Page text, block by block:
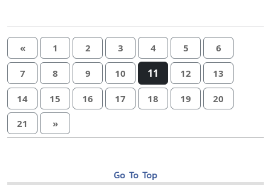
« 1 2 3 4 5 6
7 8 9 10 11 12 13
14 15 16 17 18 19 20
21 »
Go To Top